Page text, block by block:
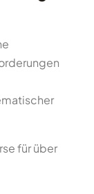
für über